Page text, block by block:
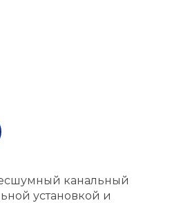
канальный
установкой и